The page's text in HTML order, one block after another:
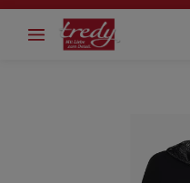
springen